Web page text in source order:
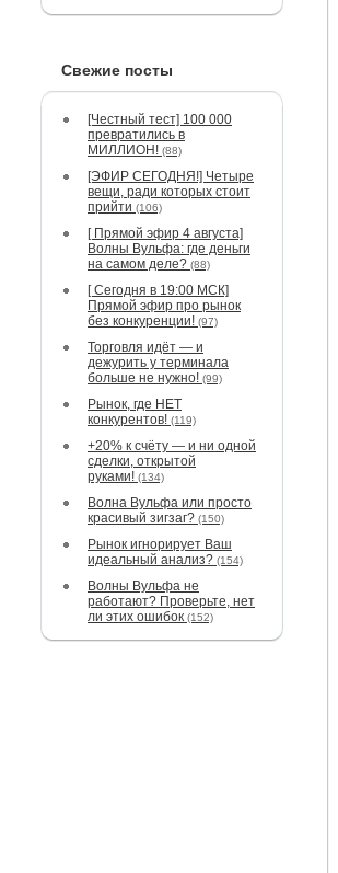
Свежие посты
[Честный тест] 100 000
превратились в
МИЛЛИОН! (88)
[ЭФИР СЕГОДНЯ!] Четыре
вещи, ради которых стоит
прийти (106)
[ Прямой эфир 4 августа]
Волны Вульфа: где деньги
на самом деле? (88)
[ Сегодня в 19:00 МСК]
Прямой эфир про рынок
без конкуренции! (97)
Торговля идёт — и
дежурить у терминала
больше не нужно! (99)
Рынок, где НЕТ
конкурентов! (119)
+20% к счёту — и ни одной
сделки, открытой
руками! (134)
Волна Вульфа или просто
красивый зигзаг? (150)
Рынок игнорирует Ваш
идеальный анализ? (154)
Волны Вульфа не
работают? Проверьте, нет
ли этих ошибок (152)